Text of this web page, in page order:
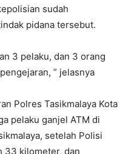
sudah
pidana tersebut.
3 pelaku, dan 3 orang
” jelasnya
Polres Tasikmalaya Kota
pelaku ganjel ATM di
setelah Polisi
33 kilometer, dan